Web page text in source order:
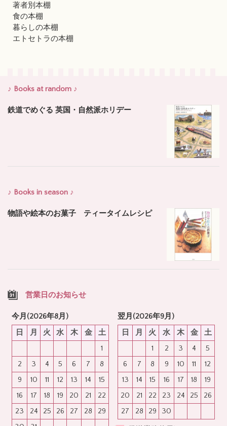
著者別本棚
食の本棚
暮らしの本棚
エトセトラの本棚
♪ Books at random ♪
鉄道でめぐる 英国・自然派ホリデー
♪ Books in season ♪
物語や絵本のお菓子 ティータイムレシピ
営業日のお知らせ
今月(2026年8月)
日
月 火 水 木 金
土
1
2
3 4 5 6 7
8
9
10 11 12 13 14
15
16
17 18 19 20 21
22
23
24 25 26 27 28
29
翌月(2026年9月)
日
月 火 水 木 金
土
1
2 3 4
5
6
7 8 9 10 11
12
13
14 15 16 17 18
19
20
21 22 23 24 25
26
27
28 29 30